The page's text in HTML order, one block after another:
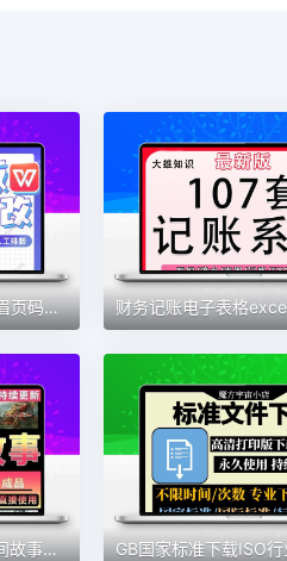
WORD论无忧格式修改页眉页码排版调整字体修改行距目录公式图表
民间故事奇闻异事素材民间故事大全文案制作民间故事教程自媒体